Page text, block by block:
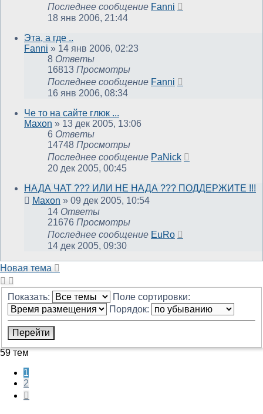
Последнее сообщение Fanni
18 янв 2006, 21:44
Эта, а где ..
Fanni » 14 янв 2006, 02:23
8 Ответы
16813 Просмотры
Последнее сообщение Fanni
16 янв 2006, 08:34
Че то на сайте глюк ...
Maxon » 13 дек 2005, 13:06
6 Ответы
14748 Просмотры
Последнее сообщение PaNick
20 дек 2005, 00:45
НАДА ЧАТ ??? ИЛИ НЕ НАДА ??? ПОДДЕРЖИТЕ !!!
Maxon » 09 дек 2005, 10:54
14 Ответы
21676 Просмотры
Последнее сообщение EuRo
14 дек 2005, 09:30
Новая тема
Показать:
Поле сортировки:
Порядок:
59 тем
1
2